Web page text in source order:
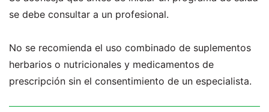
se debe consultar a un profesional.
No se recomienda el uso combinado de suplementos
herbarios o nutricionales y medicamentos de
prescripción sin el consentimiento de un especialista.